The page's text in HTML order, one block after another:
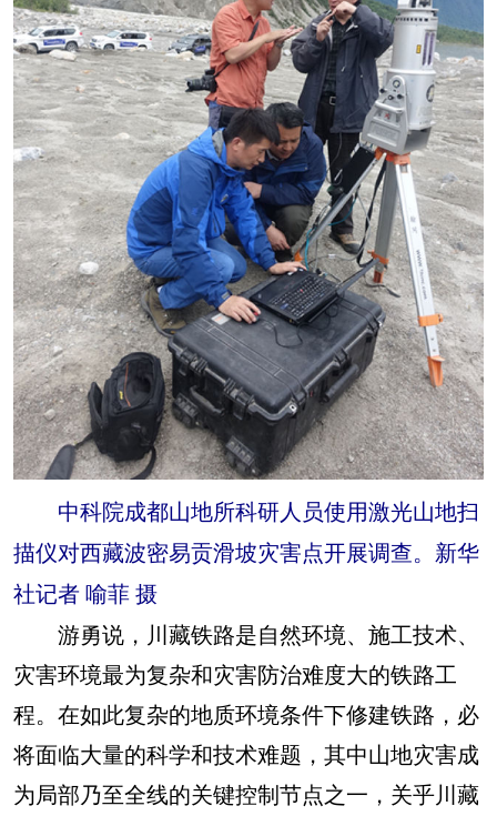
中科院成都山地所科研人员使用激光山地扫
描仪对西藏波密易贡滑坡灾害点开展调查。新华
社记者 喻菲 摄
游勇说，川藏铁路是自然环境、施工技术、
灾害环境最为复杂和灾害防治难度大的铁路工
程。在如此复杂的地质环境条件下修建铁路，必
将面临大量的科学和技术难题，其中山地灾害成
为局部乃至全线的关键控制节点之一，关乎川藏